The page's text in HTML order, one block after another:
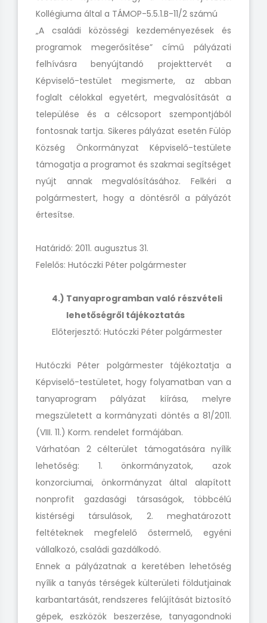
Kollégiuma által a TÁMOP-5.5.1.B-11/2 számú
„A családi közösségi kezdeményezések és
programok megerősítése” című pályázati
felhívásra benyújtandó projekttervét a
Képviselő-testület megismerte, az abban
foglalt célokkal egyetért, megvalósítását a
települése és a célcsoport szempontjából
fontosnak tartja. Sikeres pályázat esetén Fülöp
Község Önkormányzat Képviselő-testülete
támogatja a programot és szakmai segítséget
nyújt annak megvalósításához. Felkéri a
polgármestert, hogy a döntésről a pályázót
értesítse.
Határidő: 2011. augusztus 31.
Felelős: Hutóczki Péter polgármester
4.) Tanyaprogramban való részvételi
lehetőségről tájékoztatás
Előterjesztő: Hutóczki Péter polgármester
Hutóczki Péter polgármester tájékoztatja a
Képviselő-testületet, hogy folyamatban van a
tanyaprogram pályázat kiírása, melyre
megszületett a kormányzati döntés a 81/2011.
(VIII. 11.) Korm. rendelet formájában.
Várhatóan 2 célterület támogatására nyílik
lehetőség: 1. önkormányzatok, azok
konzorciumai, önkormányzat által alapított
nonprofit gazdasági társaságok, többcélú
kistérségi társulások, 2. meghatározott
feltéteknek megfelelő őstermelő, egyéni
vállalkozó, családi gazdálkodó.
Ennek a pályázatnak a keretében lehetőség
nyílik a tanyás térségek külterületi földutjainak
karbantartását, rendszeres felújítását biztosító
gépek, eszközök beszerzése, tanyagondnoki